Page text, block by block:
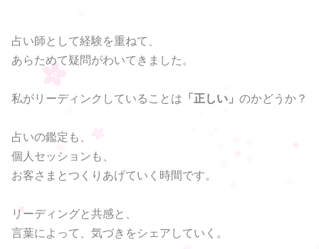
占い師として経験を重ねて、
あらためて疑問がわいてきました。
私がリーディンクしていることは 「正しい」 のかどうか？
占いの鑑定も、
個人セッションも、
お客さまとつくりあげていく時間です。
リーディングと共感と、
言葉によって、気づきをシェアしていく。